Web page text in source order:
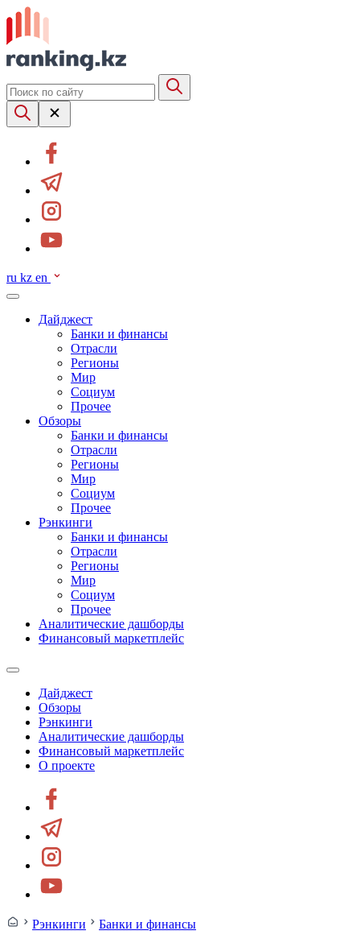
ru kz en
Дайджест
Банки и финансы
Отрасли
Регионы
Мир
Социум
Прочее
Обзоры
Банки и финансы
Отрасли
Регионы
Мир
Социум
Прочее
Рэнкинги
Банки и финансы
Отрасли
Регионы
Мир
Социум
Прочее
Аналитические дашборды
Финансовый маркетплейс
Дайджест
Обзоры
Рэнкинги
Аналитические дашборды
Финансовый маркетплейс
О проекте
Рэнкинги Банки и финансы